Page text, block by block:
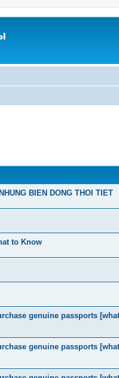
BIEN DONG THOI TIET
to Know
genuine passports
genuine passports